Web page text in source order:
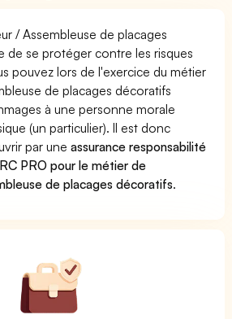
/ Assembleuse de placages
de se protéger contre les risques
pouvez lors de l'exercice du métier
de placages décoratifs
à une personne morale
(un particulier). Il est donc
par uneassurance responsabilité
PRO pour le métier de
de placages décoratifs.